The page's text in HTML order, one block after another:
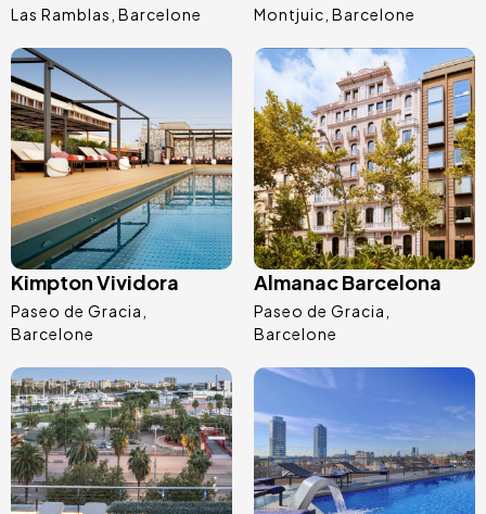
Las Ramblas Barcelone Montjuic Barcelone
Image
Kimpton Vividora
Paseo de Gracia
Barcelone
Image
Almanac Barcelona
Paseo de Gracia
Barcelone
Image Image